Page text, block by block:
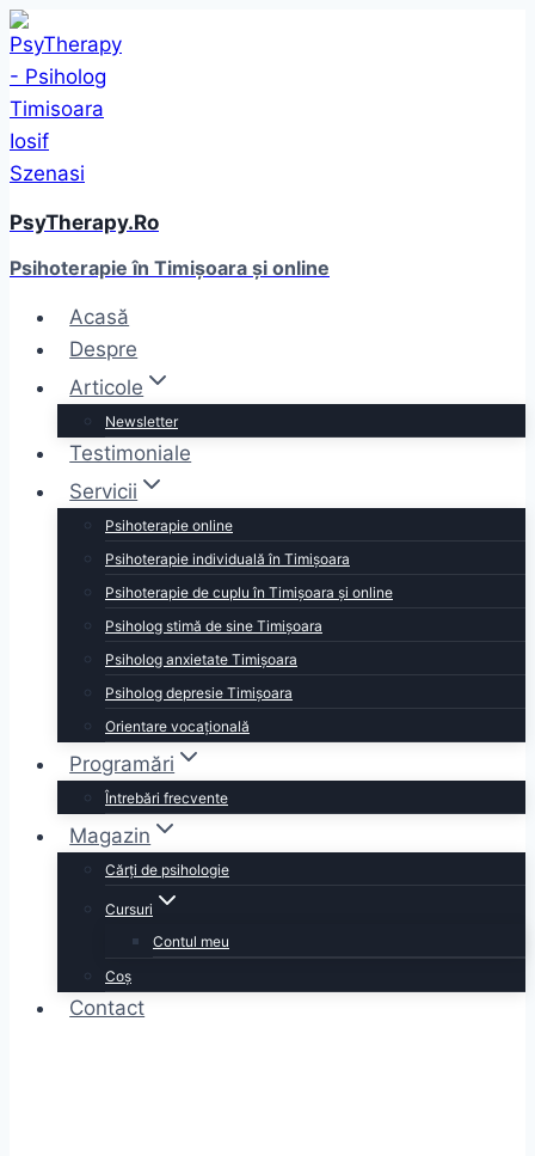
Skip
to
content
PsyTherapy.Ro
Psihoterapie în Timişoara și online
Acasă
Despre
Articole
Newsletter
Testimoniale
Servicii
Psihoterapie online
Psihoterapie individuală în Timișoara
Psihoterapie de cuplu în Timișoara și online
Psiholog stimă de sine Timișoara
Psiholog anxietate Timișoara
Psiholog depresie Timișoara
Orientare vocațională
Programări
Întrebări frecvente
Magazin
Cărţi de psihologie
Cursuri
Contul meu
Coș
Contact